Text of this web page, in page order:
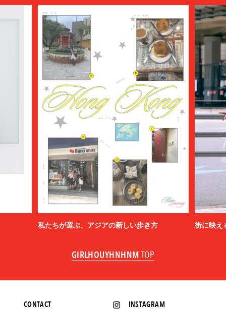
私たちが選ぶ、アジアの新しい歩き方 街に映え
GIRLHOUYHNHNM TOP
INSTAGRAM
CONTACT